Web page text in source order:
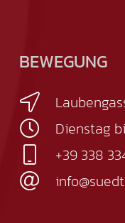
BEWEGUNG
Dienstag
+39 338